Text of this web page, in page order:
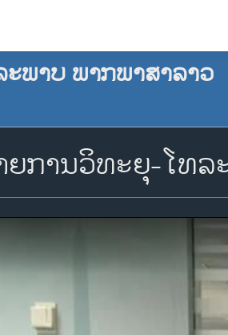
ພາບ ພາກພາສາລາວ
ຍການວິທະຍຸ-ໂທລ